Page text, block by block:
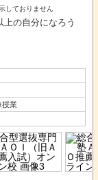
しておりません
の自分になろう
授業